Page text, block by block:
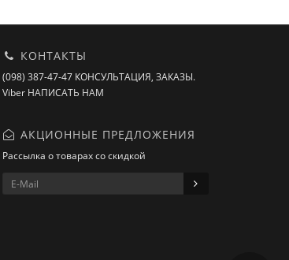
КОНТАКТЫ
(098) 387-47-47 КОНСУЛЬТАЦИЯ, ЗАКАЗЫ.
Viber НАПИСАТЬ НАМ
АКЦИОННЫЕ ПРЕДЛОЖЕНИЯ
Рассылка о товарах со скидкой